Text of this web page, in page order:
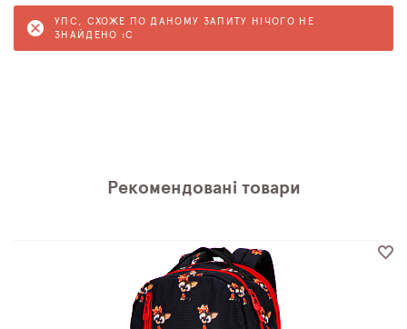
УПС, СХОЖЕ ПО ДАНОМУ ЗАПИТУ НІЧОГО НЕ
ЗНАЙДЕНО :C
Рекомендовані товари